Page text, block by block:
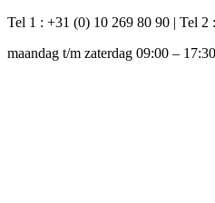
Tel 1 : +31 (0) 10 269 80 90 | Tel 2
maandag t/m zaterdag 09:00 – 17:30